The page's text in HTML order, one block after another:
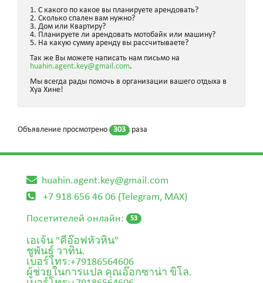
1. С какого по какое вы планируете арендовать?
2. Сколько спален вам нужно?
3. Дом или Квартиру?
4. Планируете ли арендовать мотобайк или машину?
5. На какую сумму аренду вы рассчитываете?
Так же Вы можете написать нам письмо на
huahin.agent.key@gmail.com.
Мы всегда рады помочь в организации вашего отдыха в
Хуа Хине!
Объявление просмотрено 303 раза
huahin.agent.key@gmail.com
+7 918 656 46 06 (Telegram, MAX)
Посетителей онлайн:
53
เอเจ้น "คีอ๊อฟหัวหิน"
ชูพันธุ์ วาทิน.
เบอร์โทร:+79186564606
ผู้ช่วยในการแปล คุณอ๊อกซาน่า ขิโล.